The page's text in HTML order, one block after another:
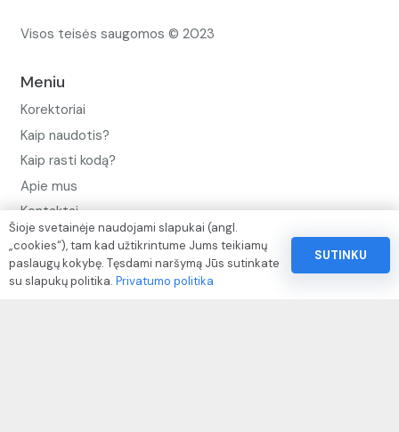
Visos teisės saugomos © 2023
Meniu
Korektoriai
Kaip naudotis?
Kaip rasti kodą?
Apie mus
Kontaktai
Privatumo politika
Pinigų ir prekių grąžinimo politika
Šioje svetainėje naudojami slapukai (angl.
„cookies“), tam kad užtikrintume Jums teikiamų
paslaugų kokybę. Tęsdami naršymą Jūs sutinkate
su slapukų politika. Privatumo politika
SUTINKU